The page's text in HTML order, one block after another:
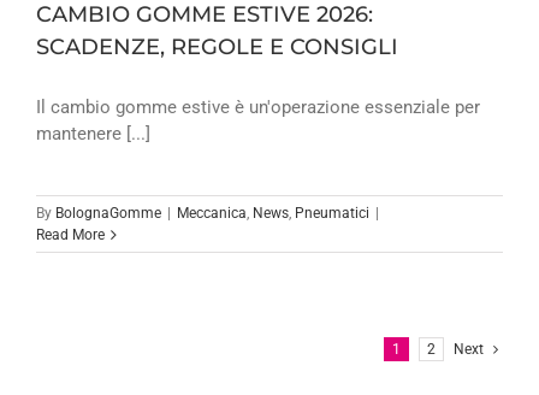
CAMBIO GOMME ESTIVE 2026:
SCADENZE, REGOLE E CONSIGLI
Il cambio gomme estive è un'operazione essenziale per
mantenere [...]
By BolognaGomme Meccanica, News, Pneumatici
Read More
1 2 Next